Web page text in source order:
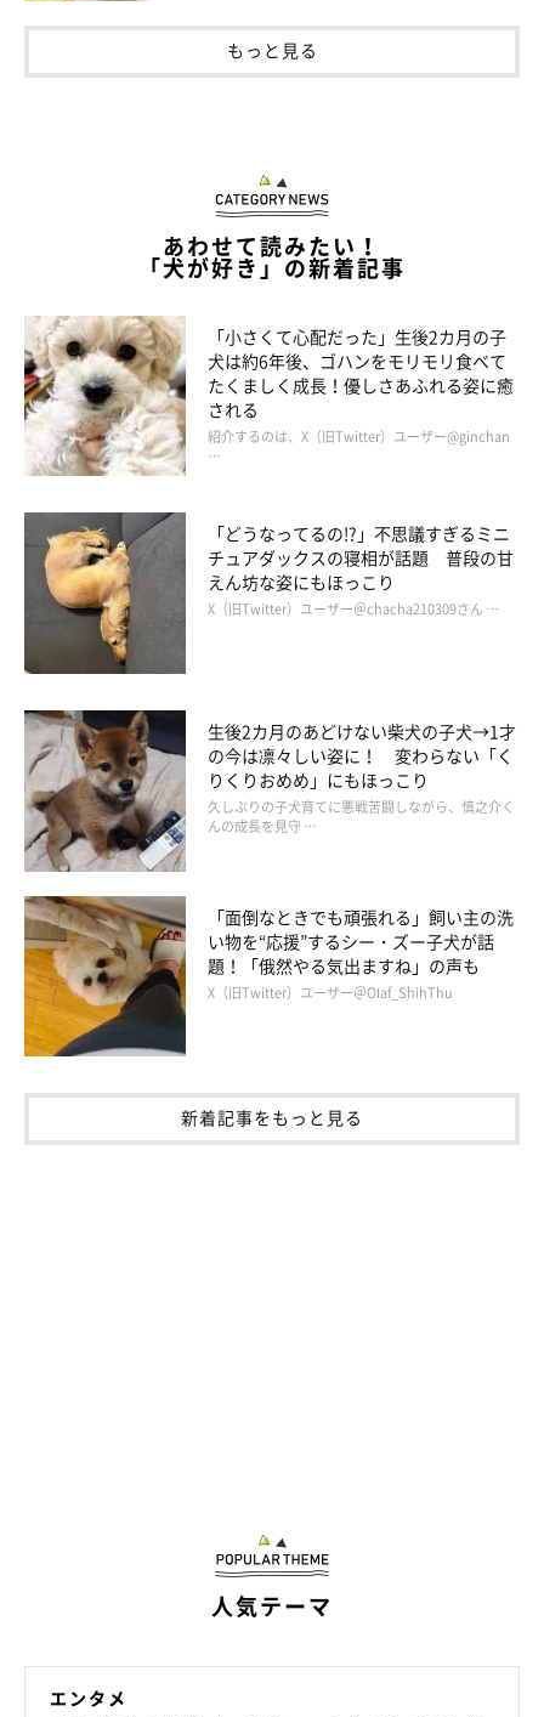
@masachan_mama
うまさおくん。まさおくんは、家でも外でもパパさんから離れな
まさおくんからの強めの愛を受け取っているパパさんは、どのよ
うな心境なのでしょうか。
飼い主さん：
「パパは、『やっぱり俺のことが一番好きなんだな』
気持ちだと思います」
パパさんに甘えるまさおくん、つとむくん。「ふたりとも顔大きいんだわ」
と飼い主さん。
※この記事は投稿者さまに取材し、了承の上制作したものです。
2024年11月時点の情報であり、現在と異なる場合があります。
もっと見る
あわせて読みたい！
「犬が好き」の新着記事
「小さくて心配だった」生後2カ月の子
犬は約6年後、ゴハンをモリモリ食べて
たくましく成長！優しさあふれる姿に癒
される
紹介するのは、X（旧Twitter）ユーザー@ginchan
…
「どうなってるの!?」不思議すぎるミニ
チュアダックスの寝相が話題 普段の甘
えん坊な姿にもほっこり
X（旧Twitter）ユーザー＠chacha210309さん …
生後2カ月のあどけない柴犬の子犬→1才
の今は凛々しい姿に！ 変わらない「く
りくりおめめ」にもほっこり
久しぶりの子犬育てに悪戦苦闘しながら、慎之介く
んの成長を見守 …
「面倒なときでも頑張れる」飼い主の洗
い物を“応援”するシー・ズー子犬が話
題！「俄然やる気出ますね」の声も
X（旧Twitter）ユーザー＠Olaf_ShihThu
新着記事をもっと見る
人気テーマ
エンタメ